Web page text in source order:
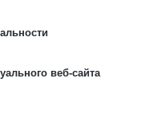
веб-сайта